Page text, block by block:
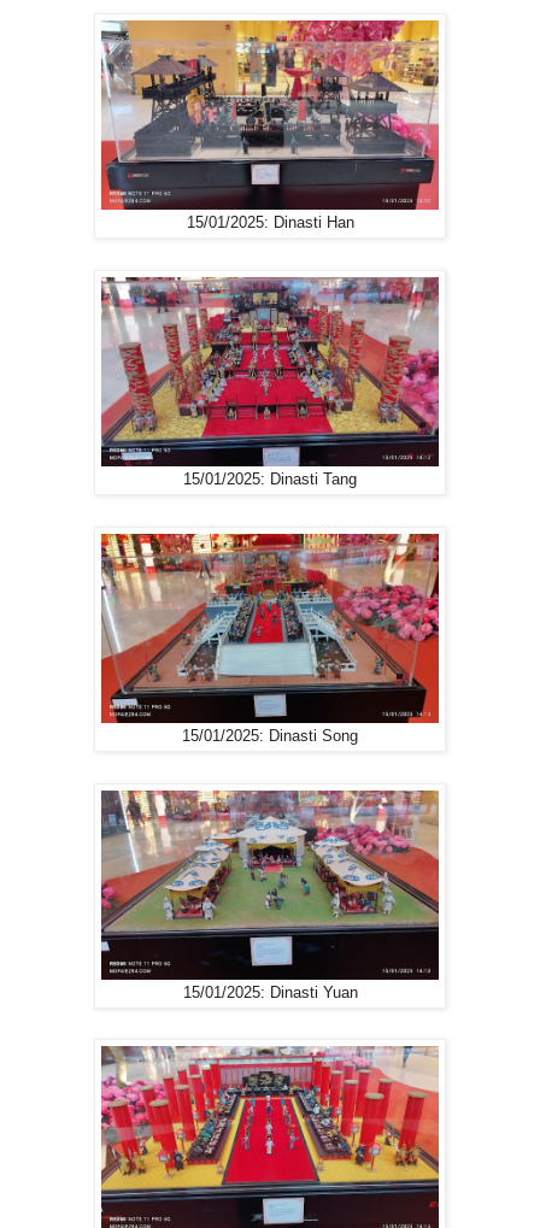
15/01/2025: Dinasti Han
15/01/2025: Dinasti Tang
15/01/2025: Dinasti Song
15/01/2025: Dinasti Yuan